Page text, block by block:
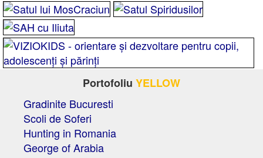
Portofoliu YELLOW
Gradinite Bucuresti
Scoli de Soferi
Hunting in Romania
George of Arabia